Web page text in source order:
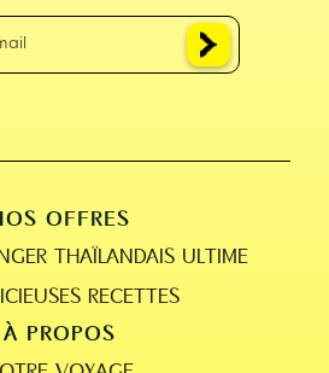
OFFRES
THAÏLANDAIS ULTIME
RECETTES
À PROPOS